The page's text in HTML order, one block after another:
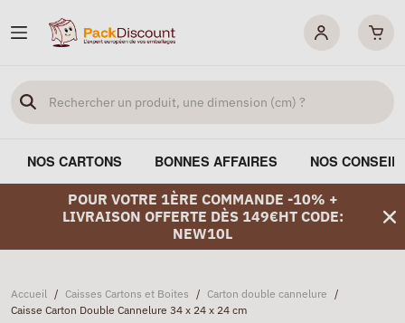
NOS CARTONS BONNES AFFAIRES NOS
POUR VOTRE 1ÈRE COMMANDE -10% +
LIVRAISON OFFERTE DÈS 149€HT CODE:
NEW10L
Accueil / Caisses Cartons et Boites / Carton double cannelure /
Caisse Carton Double Cannelure 34 x 24 x 24 cm